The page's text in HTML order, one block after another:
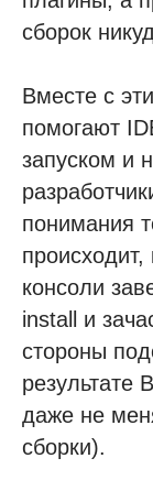
сборок
Вместе с
помогают
запуском и
понимания
консоли
install и
стороны
результате
даже не
сборки).